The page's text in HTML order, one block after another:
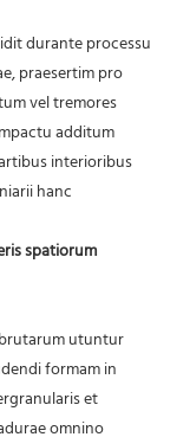
durante processu
praesertim pro
vel tremores
additum
interioribus
hanc
spatiorum
utuntur
formam in
et
omnino